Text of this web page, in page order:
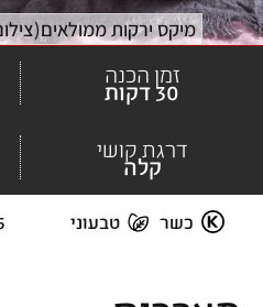
כשר טבעוני 5
מיקס ירקות ממולאים(
זמן הכנה
30 דקות
דרגת קושי
קלה